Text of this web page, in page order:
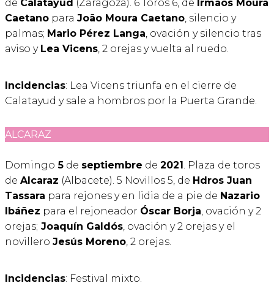
de Calatayud (Zaragoza). 6 Toros 6, de Irmãos Moura
Caetano para João Moura Caetano, silencio y
palmas; Mario Pérez Langa, ovación y silencio tras
aviso y Lea Vicens, 2 orejas y vuelta al ruedo.
Incidencias: Lea Vicens triunfa en el cierre de
Calatayud y sale a hombros por la Puerta Grande.
ALCARAZ
Domingo 5 de septiembre de 2021 . Plaza de toros
de Alcaraz (Albacete). 5 Novillos 5, de Hdros Juan
Tassara para rejones y en lidia de a pie de Nazario
Ibáñez para el rejoneador Óscar Borja, ovación y 2
orejas; Joaquín Galdós, ovación y 2 orejas y el
novillero Jesús Moreno, 2 orejas.
Incidencias: Festival mixto.